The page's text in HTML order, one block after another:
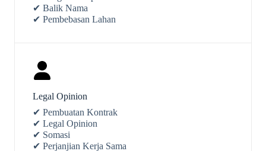
✔ Balik Nama
✔ Pembebasan Lahan
Legal Opinion
✔ Pembuatan Kontrak
✔ Legal Opinion
✔ Somasi
✔ Perjanjian Kerja Sama